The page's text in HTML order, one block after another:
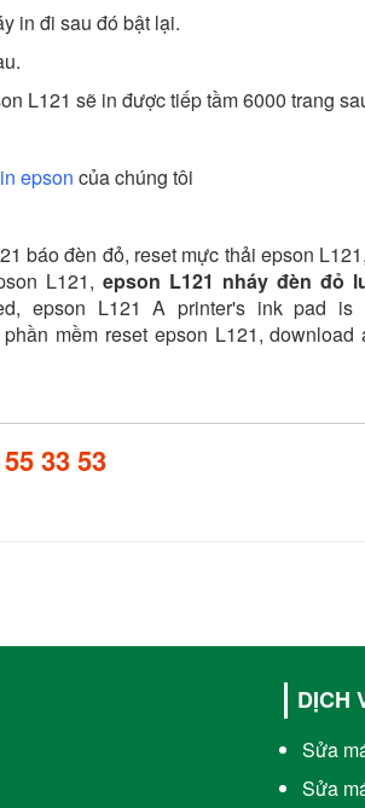
in đi sau đó bật lại.
L121 sẽ in được tiếp tầm 6000 trang
epson của chúng tôi
báo đèn đỏ, reset mực thải epson
L121,epson L121 nháy đèn đỏ
epson L121 A printer's ink pad
mềm reset epson L121,
33 53
DỊCH
Sửa
Sửa